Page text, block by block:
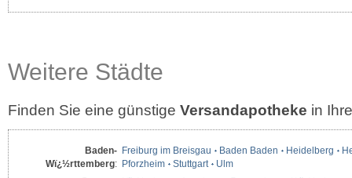
Weitere Städte
Finden Sie eine günstige Versandapotheke in
Baden-
Wï¿½rttemberg:
Freiburg im Breisgau Baden Baden Heidelberg
Pforzheim
Stuttgart
Ulm